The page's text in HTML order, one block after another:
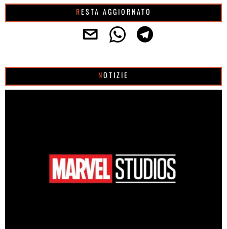
RESTA AGGIORNATO
NOTIZIE